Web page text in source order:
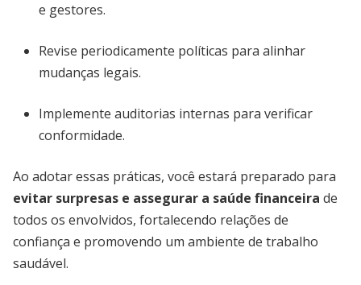
e gestores.
Revise periodicamente políticas para alinhar
mudanças legais.
Implemente auditorias internas para verificar
conformidade.
Ao adotar essas práticas, você estará preparado para
evitar surpresas e assegurar a saúde financeira de
todos os envolvidos, fortalecendo relações de
confiança e promovendo um ambiente de trabalho
saudável.